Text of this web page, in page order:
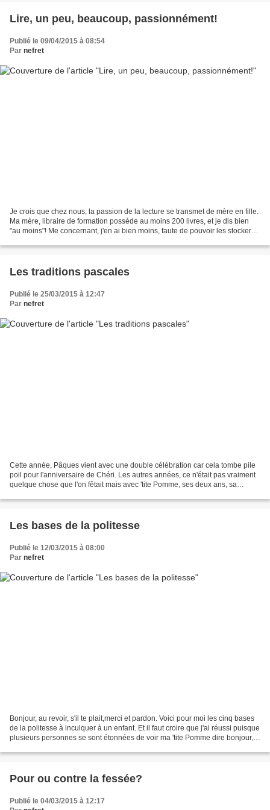
Lire, un peu, beaucoup, passionnément!
Publié le 09/04/2015 à 08:54
Par nefret
Je crois que chez nous, la passion de la lecture se transmet de mère en fille.
Ma mère, libraire de formation possède au moins 200 livres, et je dis bien
"au moins"! Me concernant, j'en ai bien moins, faute de pouvoir les stocker(
Les traditions pascales
Publié le 25/03/2015 à 12:47
Par nefret
Cette année, Pâques vient avec une double célébration car cela tombe pile
poil pour l'anniversaire de Chéri. Les autres années, ce n'était pas vraiment
quelque chose que l'on fêtait mais avec 'tite Pomme, ses deux ans, sa
Les bases de la politesse
Publié le 12/03/2015 à 08:00
Par nefret
Bonjour, au revoir, s'il te plait,merci et pardon. Voici pour moi les cinq bases
de la politesse à inculquer à un enfant. Et il faut croire que j'ai réussi puisque
plusieurs personnes se sont étonnées de voir ma 'tite Pomme dire bonjour,
Pour ou contre la fessée?
Publié le 04/03/2015 à 12:17